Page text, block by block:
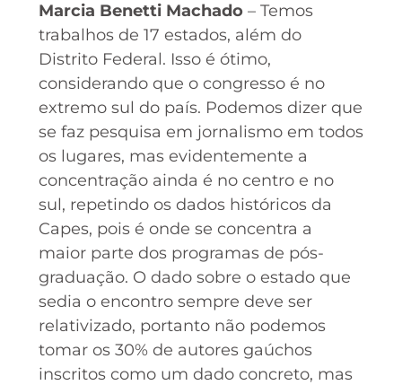
Marcia Benetti Machado– Temos
trabalhos de 17 estados, além do
Distrito Federal. Isso é ótimo,
considerando que o congresso é no
extremo sul do país. Podemos dizer que
se faz pesquisa em jornalismo em todos
os lugares, mas evidentemente a
concentração ainda é no centro e no
sul, repetindo os dados históricos da
Capes, pois é onde se concentra a
maior parte dos programas de pós-
graduação. O dado sobre o estado que
sedia o encontro sempre deve ser
relativizado, portanto não podemos
tomar os 30% de autores gaúchos
inscritos como um dado concreto, mas